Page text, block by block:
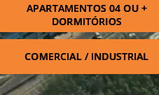
APARTAMENTOS 04 OU +
DORMITÓRIOS
COMERCIAL / INDUSTRIAL